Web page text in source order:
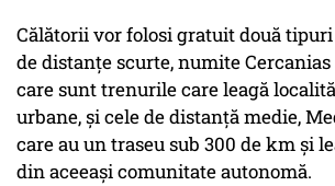
Călătorii vor folosi gratuit două
de distanţe scurte, numite Cercanias
care sunt trenurile care leagă
urbane, şi cele de distanţă medie,
care au un traseu sub 300 de km şi
din aceeaşi comunitate autonomă.